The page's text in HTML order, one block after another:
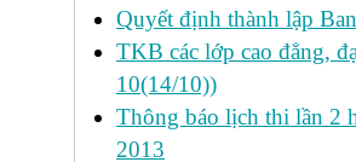
Quyết định thành lập
TKB các lớp cao đẳng,
10(14/10))
Thông báo lịch thi lần 2
2013